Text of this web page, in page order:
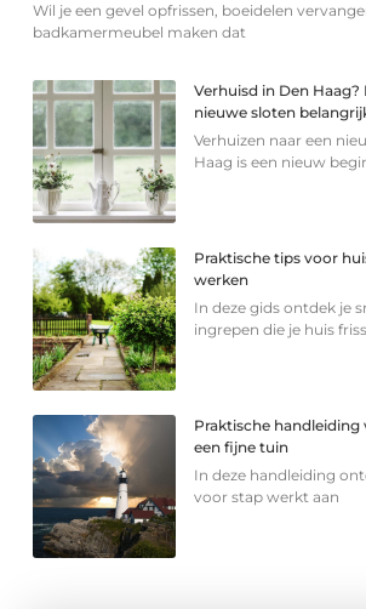
Wil je een gevel opfrissen, boeidelen
badkamermeubel maken dat
Verhuisd in Den
nieuwe sloten
Verhuizen naar een
Haag is een nieuw
Praktische tips voor
werken
In deze gids ontdek je
ingrepen die je huis
Praktische handleiding
een fijne tuin
In deze handleiding
voor stap werkt aan